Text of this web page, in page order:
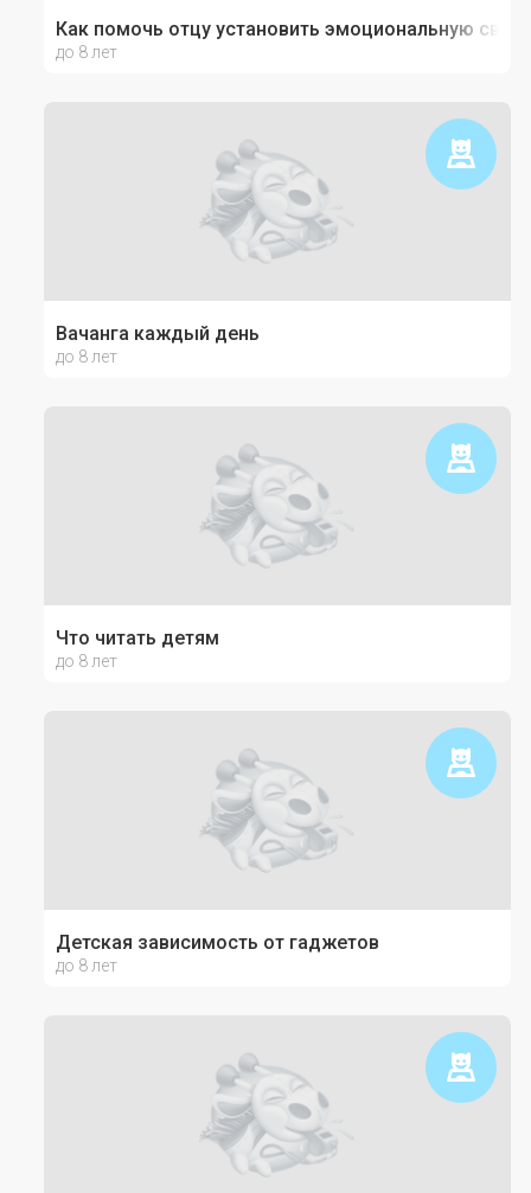
Как помочь отцу установить эмоциональную
до 8 лет
Вачанга каждый день
до 8 лет
Что читать детям
до 8 лет
Детская зависимость от гаджетов
до 8 лет